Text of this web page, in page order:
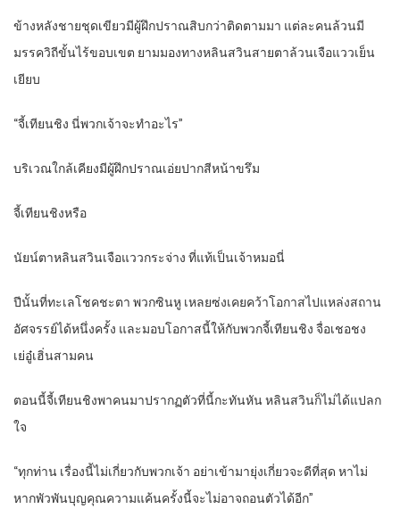
ข้างหลังชายชุดเขียวมีผู้ฝึกปราณสิบกว่าติดตามมา แต่ละคนล้วนมี
มรรควิถีขั้นไร้ขอบเขต ยามมองทางหลินสวินสายตาล้วนเจือแววเย็น
เยียบ
“จี้เทียนชิง นี่พวกเจ้าจะทำอะไร”
บริเวณใกล้เคียงมีผู้ฝึกปราณเอ่ยปากสีหน้าขรึม
จี้เทียนชิงหรือ
นัยน์ตาหลินสวินเจือแววกระจ่าง ที่แท้เป็นเจ้าหมอนี่
ปีนั้นที่ทะเลโชคชะตา พวกซินหู เหลยซ่งเคยคว้าโอกาสไปแหล่งสถาน
อัศจรรย์ได้หนึ่งครั้ง และมอบโอกาสนี้ให้กับพวกจี้เทียนชิง จื่อเชอชง
เย่อู๋เฮิ่นสามคน
ตอนนี้จี้เทียนชิงพาคนมาปรากฏตัวที่นี้กะทันหัน หลินสวินก็ไม่ได้แปลก
ใจ
“ทุกท่าน เรื่องนี้ไม่เกี่ยวกับพวกเจ้า อย่าเข้ามายุ่งเกี่ยวจะดีที่สุด หาไม่
หากพัวพันบุญคุณความแค้นครั้งนี้จะไม่อาจถอนตัวได้อีก”